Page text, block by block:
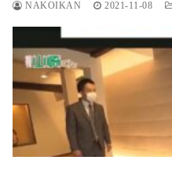
NAKOIKAN 2021-11-08